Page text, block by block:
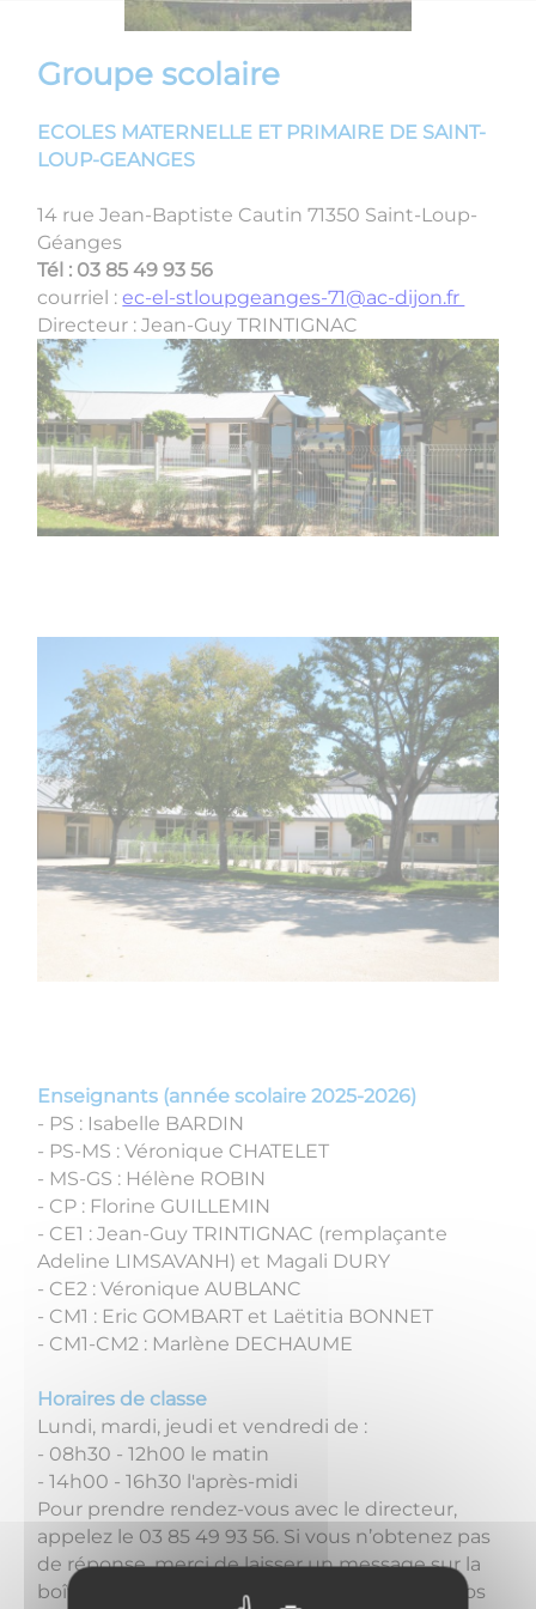
Groupe scolaire
ECOLES MATERNELLE ET PRIMAIRE DE SAINT-
LOUP-GEANGES
14 rue Jean-Baptiste Cautin 71350 Saint-Loup-
Géanges
Tél : 03 85 49 93 56
courriel :ec-el-stloupgeanges-71@ac-dijon.fr
Directeur : Jean-Guy TRINTIGNAC
Enseignants (année scolaire 2025-2026)
- PS : Isabelle BARDIN
- PS-MS : Véronique CHATELET
- MS-GS : Hélène ROBIN
- CP : Florine GUILLEMIN
- CE1 : Jean-Guy TRINTIGNAC (remplaçante
Adeline LIMSAVANH) et Magali DURY
- CE2 : Véronique AUBLANC
- CM1 : Eric GOMBART et Laëtitia BONNET
- CM1-CM2 : Marlène DECHAUME
Horaires de classe
Lundi, mardi, jeudi et vendredi de :
- 08h30 - 12h00 le matin
- 14h00 - 16h30 l'après-midi
Pour prendre rendez-vous avec le directeur,
appelez le 03 85 49 93 56. Si vous n’obtenez pas
de réponse, merci de laisser un message sur la
boîte vocale avec le motif de votre appel et vos